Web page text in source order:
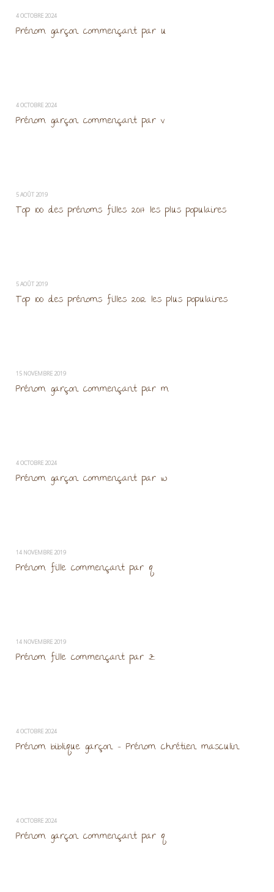
4 OCTOBRE 2024
Prénom garçon commençant par u
4 OCTOBRE 2024
Prénom garçon commençant par v
5 AOÛT 2019
Top 100 des prénoms filles 2017 les plus populaires
5 AOÛT 2019
Top 100 des prénoms filles 2012 les plus populaires
15 NOVEMBRE 2019
Prénom garçon commençant par m
4 OCTOBRE 2024
Prénom garçon commençant par w
14 NOVEMBRE 2019
Prénom fille commençant par q
14 NOVEMBRE 2019
Prénom fille commençant par z
4 OCTOBRE 2024
Prénom biblique garçon – Prénom chrétien masculin
4 OCTOBRE 2024
Prénom garçon commençant par q